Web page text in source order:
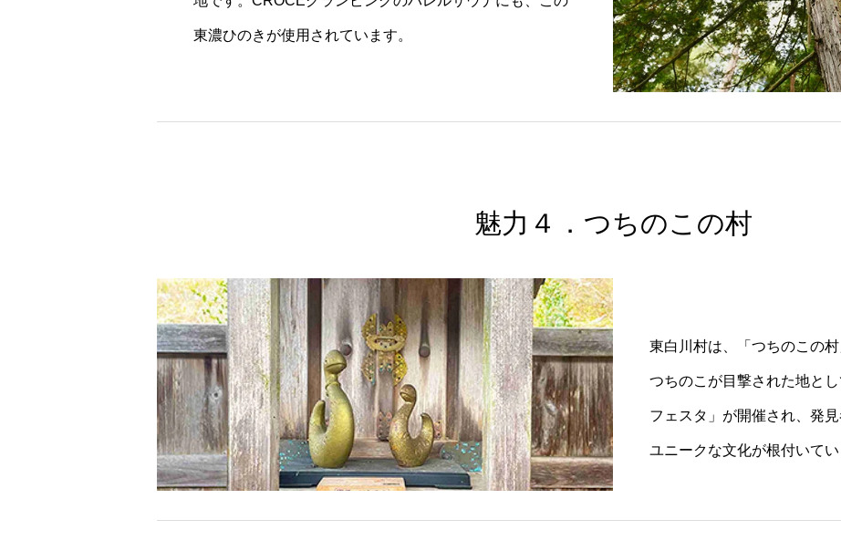
東濃ひのきが使用されています。
魅力４．つちのこの村
東白川村は、「つちのこの
つちのこが目撃された地と
フェスタ」が開催され、発
ユニークな文化が根付いてい